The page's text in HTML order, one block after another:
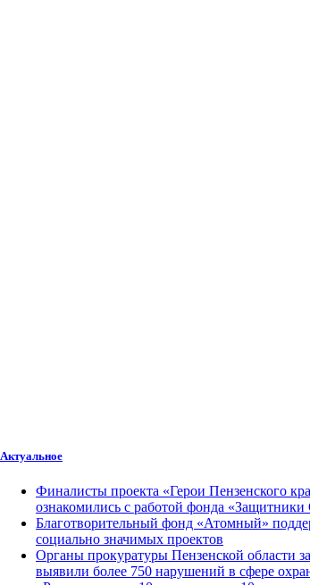
Актуальное
Финалисты проекта «Герои Пензенского
ознакомились с работой фонда «Защитники
Благотворительный фонд «Атомный»
социально значимых проектов
Органы прокуратуры Пензенской области
выявили более 750 нарушений в сфере